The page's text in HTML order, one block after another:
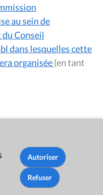
au sein de
du Conseil
dans lesquelles cette
organisée(en tant
Rue du Lombard 77
1000 Bruxelles